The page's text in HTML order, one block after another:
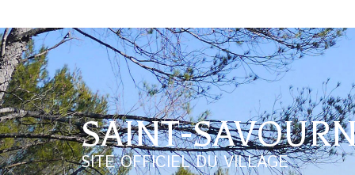
SAINT-
SITE OFFICIEL DU VILLAGE